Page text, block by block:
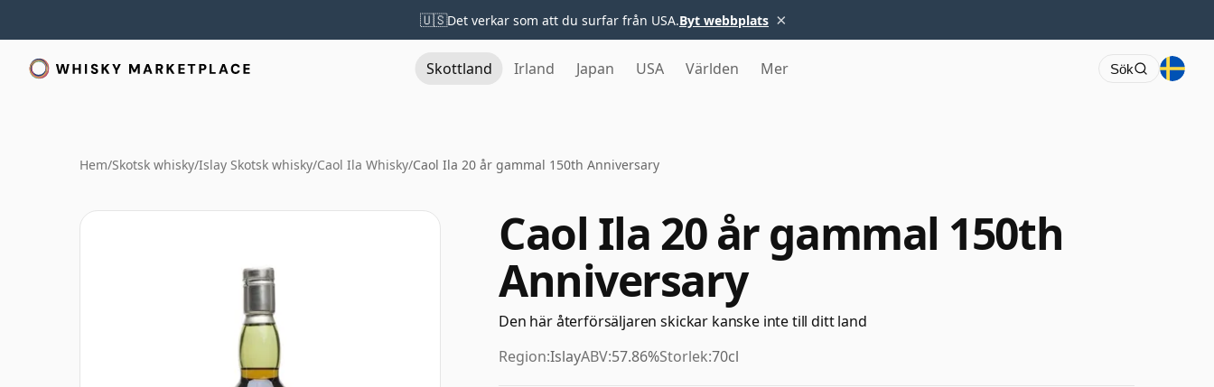
🇺🇸Det verkar som att du surfar från USA.Byt webbplats ×
Skottland Irland Japan USA Världen Mer Sök
Hem/Skotsk whisky/Islay Skotsk whisky/Caol Ila Whisky/Caol Ila 20 år gammal 150th Anniversary
Caol Ila 20 år gammal 150th
Anniversary
Den här återförsäljaren skickar kanske inte till ditt land
Region:IslayABV:57.86%Storlek:70cl